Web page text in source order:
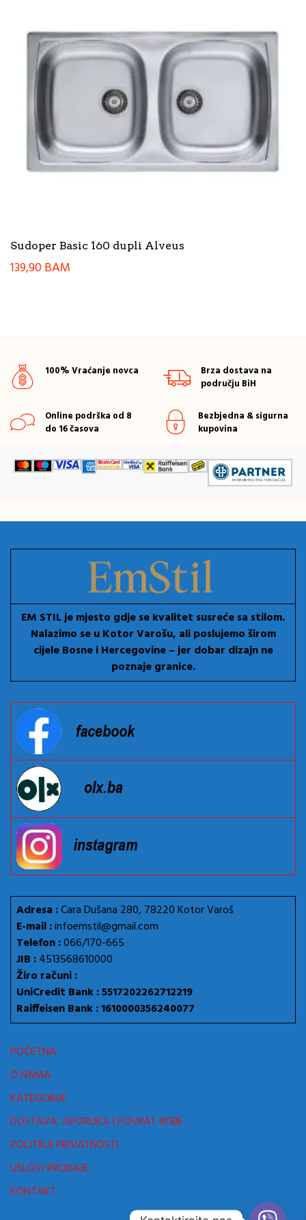
Sudoper Basic 160 dupli Alveus
139,90BAM
100% Vraćanje novca
Brza dostava na
području BiH
Online podrška od 8
do 16 časova
Bezbjedna & sigurna
kupovina
EM STIL je mjesto gdje se kvalitet susreće sa stilom.
Nalazimo se u Kotor Varošu, ali poslujemo širom
cijele Bosne i Hercegovine – jer dobar dizajn ne
poznaje granice.
Adresa :Cara Dušana 280, 78220 Kotor Varoš
E-mail :infoemstil@gmail.com
Telefon :066/170-665
JIB :4513568610000
Žiro računi :
UniCredit Bank : 5517202262712219
Raiffeisen Bank : 1610000356240077
POČETNA
O NAMA
KATEGORIJE
DOSTAVA, ISPORUKA I POVRAT ROBE
POLITIKA PRIVATNOSTI
USLOVI PRODAJE
KONTAKT